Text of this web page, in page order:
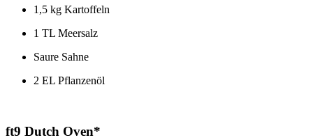
1,5 kg Kartoffeln
1 TL Meersalz
Saure Sahne
2 EL Pflanzenöl
ft9 Dutch Oven*